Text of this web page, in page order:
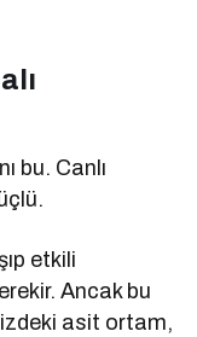
bu. Canlı
etkili
Ancak bu
asit ortam,